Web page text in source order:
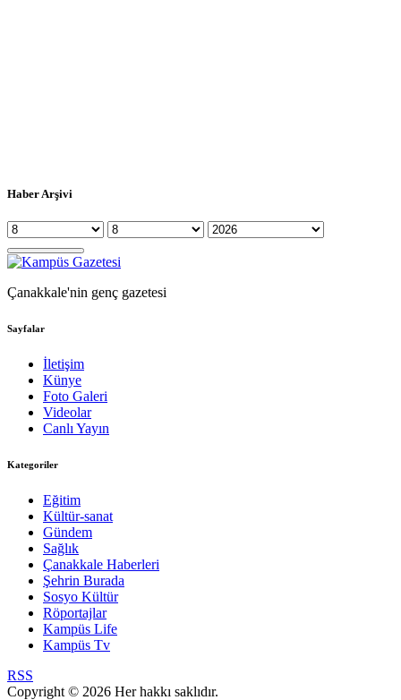
Haber Arşivi
Çanakkale'nin genç gazetesi
Sayfalar
İletişim
Künye
Foto Galeri
Videolar
Canlı Yayın
Kategoriler
Eğitim
Kültür-sanat
Gündem
Sağlık
Çanakkale Haberleri
Şehrin Burada
Sosyo Kültür
Röportajlar
Kampüs Life
Kampüs Tv
RSS
Copyright © 2026 Her hakkı saklıdır.